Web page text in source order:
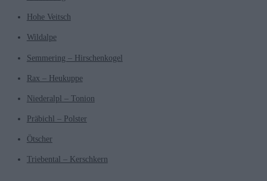
Hohe Veitsch
Wildalpe
Semmering – Hirschenkogel
Rax – Heukuppe
Niederalpl – Tonion
Präbichl – Polster
Ötscher
Triebental – Kerschkern